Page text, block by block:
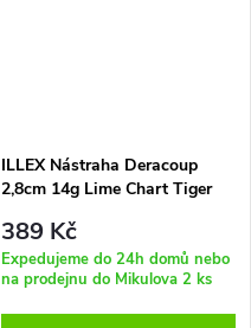
ILLEX Nástraha Deracoup
2,8cm 14g Lime Chart Tiger
389 Kč
Expedujeme do 24h domů nebo
na prodejnu do Mikulova 2 ks